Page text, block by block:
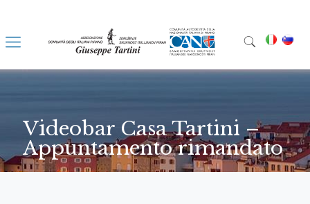
Videobar Casa Tartini –
Appuntamento rimandato